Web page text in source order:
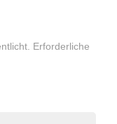
Erforderliche